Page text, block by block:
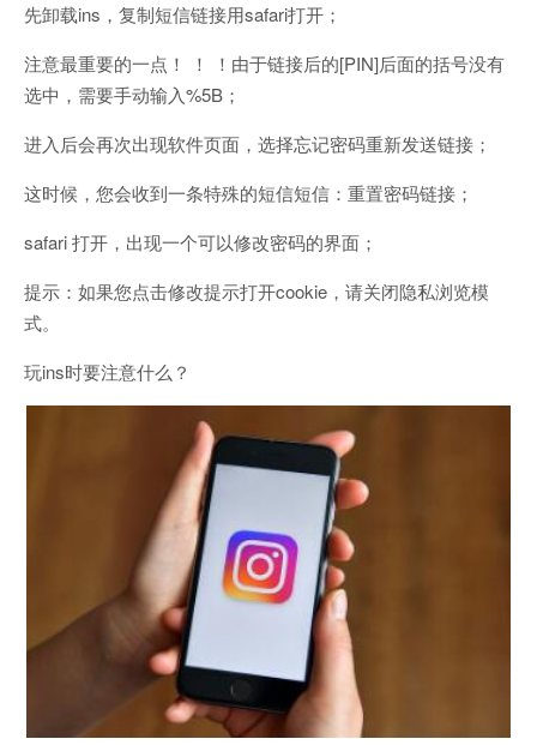
先卸载ins，复制短信链接用safari打开；
注意最重要的一点！ ！ ！由于链接后的[PIN]后面的括号没有
选中，需要手动输入%5B；
进入后会再次出现软件页面，选择忘记密码重新发送链接；
这时候，您会收到一条特殊的短信短信：重置密码链接；
safari 打开，出现一个可以修改密码的界面；
提示：如果您点击修改提示打开cookie，请关闭隐私浏览模
式。
玩ins时要注意什么？